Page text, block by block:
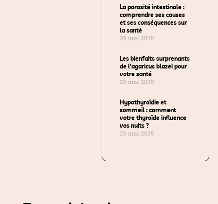
La porosité intestinale :
comprendre ses causes
et ses conséquences sur
la santé
29 mai 2025
Les bienfaits surprenants
de l’agaricus blazei pour
votre santé
29 mai 2025
Hypothyroïdie et
sommeil : comment
votre thyroïde influence
vos nuits ?
29 mai 2025